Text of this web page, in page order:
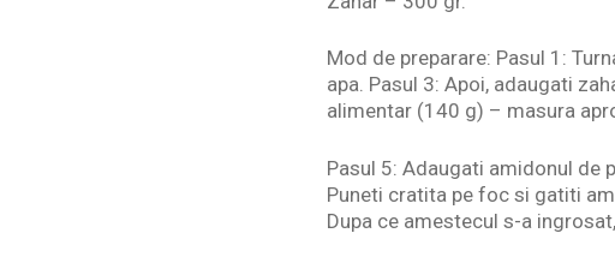
Mod de preparare: Pasul 1:
apa. Pasul 3: Apoi, adaugati
alimentar (140 g) – masura
Pasul 5: Adaugati amidonul de
Puneti cratita pe foc si gatiti
Dupa ce amestecul s-a